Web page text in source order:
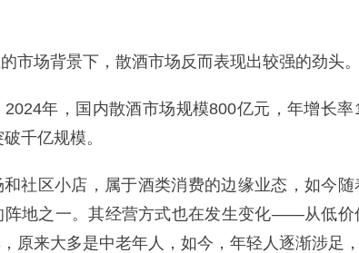
市场背景下，散酒市场反而表现出较强的劲头。
年，国内散酒市场规模800亿元，年增长
千亿规模。
社区小店，属于酒类消费的边缘业态，如今
阵地之一。其经营方式也在发生变化——从低价
原来大多是中老年人，如今，年轻人逐渐涉足